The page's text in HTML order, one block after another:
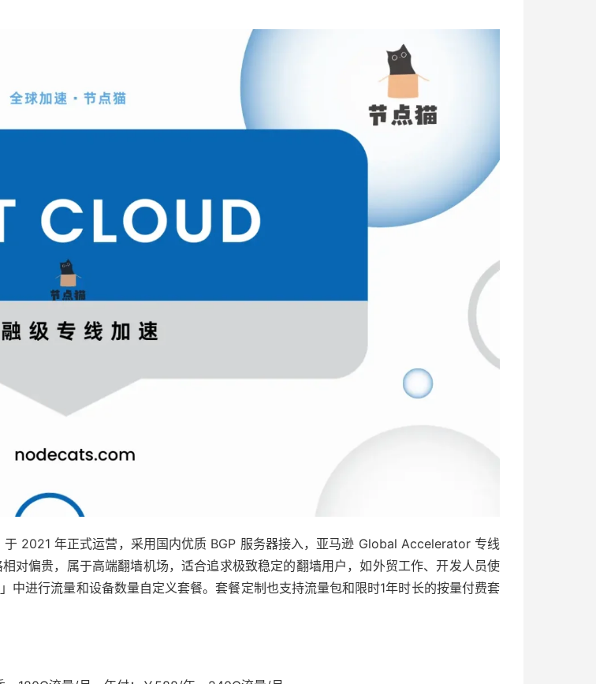
2021 年正式运营，采用国内优质 BGP 服务器接入，亚马逊 Global Accelerator 专线
对偏贵，属于高端翻墙机场，适合追求极致稳定的翻墙用户，如外贸工作、开发人员使
中进行流量和设备数量自定义套餐。套餐定制也支持流量包和限时1年时长的按量付费套